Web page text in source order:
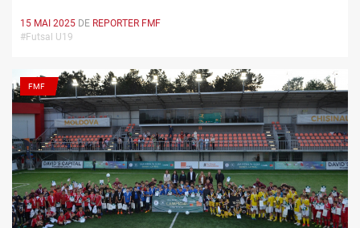
15 MAI 2025 DE REPORTER FMF
#Futsal U19
FMF